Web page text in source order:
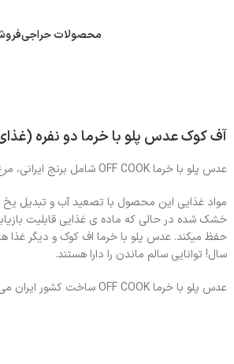
محصولات حراجی
آف کوک عدس پلو با خرما دو نفره
عدس پلو با خرما OFF COOK شامل برنج ایرانی، مرغ، زرشک، زعفران می باشد.
مواد غذایی این محصول با تصعید آب و تبدیل یخ
خشک شده در حالی که ماده ی غذایی قابلیت
حفظ میکند. عدس پلو با خرما اف کوک و دیگر غذا
سال! توانایی سالم ماندن را دارا هستند.
عدس پلو با خرما OFF COOK ساخت کشور ایران می باشد.